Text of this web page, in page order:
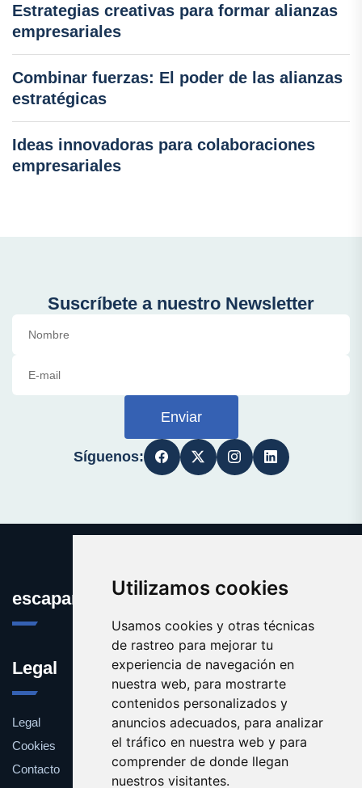
Utilizamos cookies
Usamos cookies y otras técnicas
de rastreo para mejorar tu
experiencia de navegación en
nuestra web, para mostrarte
contenidos personalizados y
anuncios adecuados, para analizar
el tráfico en nuestra web y para
comprender de donde llegan
nuestros visitantes.
Estrategias creativas para formar alianzas
empresariales
Combinar fuerzas: El poder de las alianzas
estratégicas
Ideas innovadoras para colaboraciones
empresariales
Suscríbete a nuestro Newsletter
Enviar
Síguenos:
escaparatedeideas.com
Legal
Legal
Cookies
Contacto